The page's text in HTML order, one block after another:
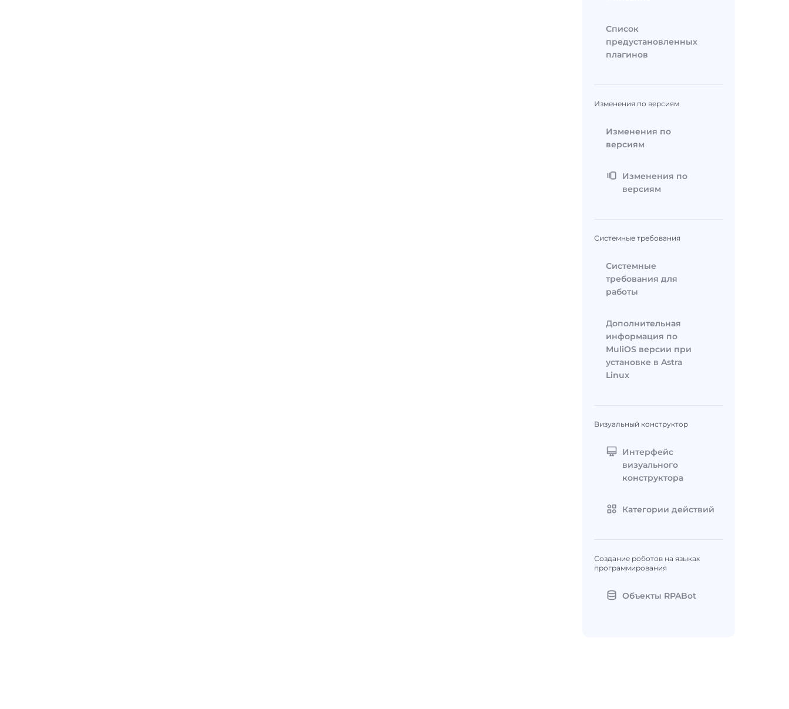
Список
предустановленных
плагинов
Изменения по версиям
Изменения по
версиям
Изменения по
версиям
Системные требования
Системные
требования для
работы
Дополнительная
информация по
MuliOS версии при
установке в Astra
Linux
Визуальный конструктор
Интерфейс
визуального
конструктора
Категории действий
Создание роботов на языках
программирования
Объекты RPABot